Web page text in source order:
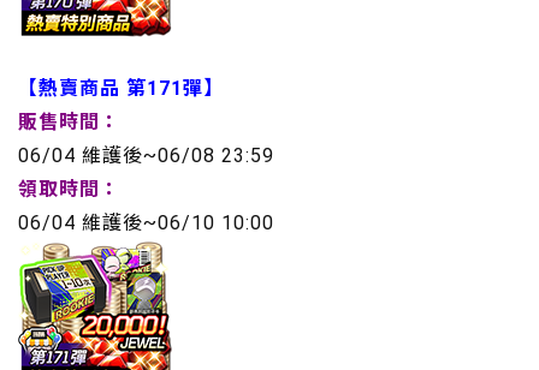
【熱賣商品 第171彈】
販售時間：
06/04 維護後~06/08 23:59
領取時間：
06/04 維護後~06/10 10:00